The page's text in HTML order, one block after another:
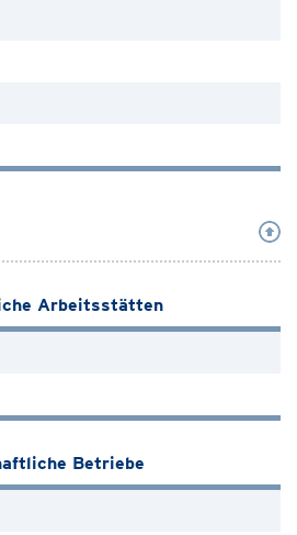
Arbeitsstätten
Betriebe